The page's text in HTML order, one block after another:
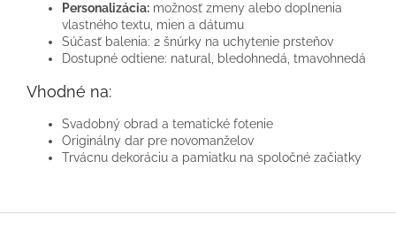
Personalizácia: možnosť zmeny alebo doplnenia
vlastného textu, mien a dátumu
Súčasť balenia: 2 šnúrky na uchytenie prsteňov
Dostupné odtiene: natural, bledohnedá, tmavohnedá
Vhodné na:
Svadobný obrad a tematické fotenie
Originálny dar pre novomanželov
Trvácnu dekoráciu a pamiatku na spoločné začiatky